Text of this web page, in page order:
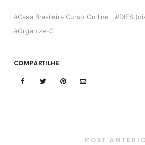
Casa Brasileira Curso On line
DIES
Organize-C
COMPARTILHE
POST